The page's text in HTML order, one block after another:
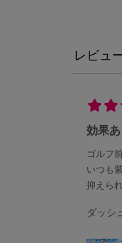
レビュ
効果あ
ゴルフ
いつも
抑えら
ダッシ